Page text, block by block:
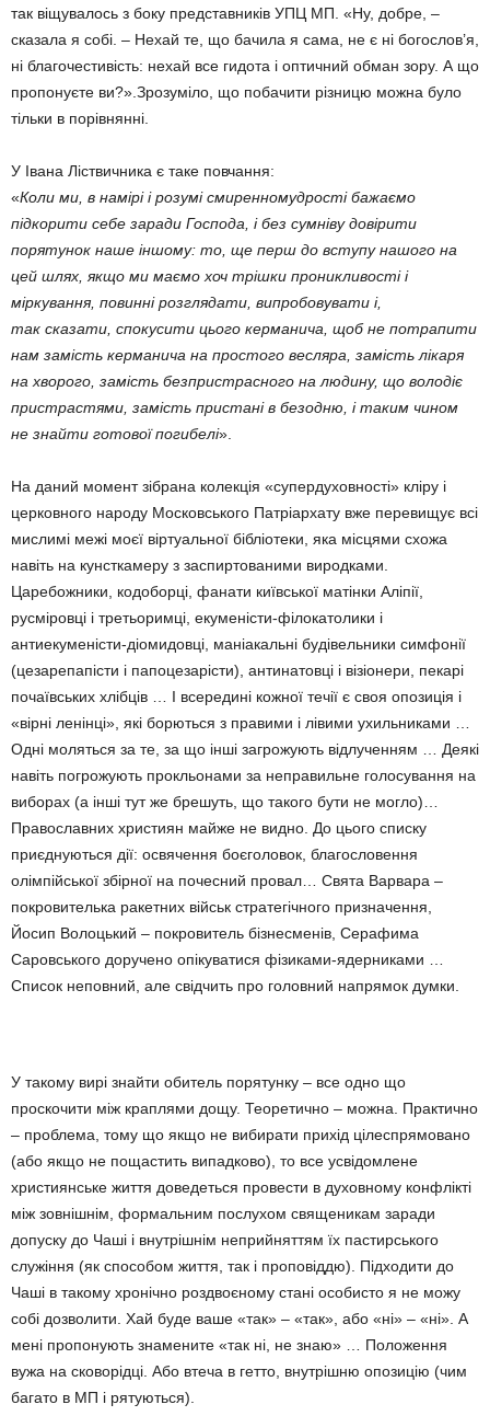
так віщувалось з боку представників УПЦ МП. «Ну, добре, –
сказала я собі. – Нехай те, що бачила я сама, не є ні богослов’я,
ні благочестивість: нехай все гидота і оптичний обман зору. А що
пропонуєте ви?».Зрозуміло, що побачити різницю можна було
тільки в порівнянні.
У Івана Ліствичника є таке повчання:
«Коли ми, в намірі і розумі смиренномудрості бажаємо
підкорити себе заради Господа, і без сумніву довірити
порятунок наше іншому: то, ще перш до вступу нашого на
цей шлях, якщо ми маємо хоч трішки проникливості і
міркування, повинні розглядати, випробовувати і,
так сказати, спокусити цього керманича, щоб не потрапити
нам замість керманича на простого весляра, замість лікаря
на хворого, замість безпристрасного на людину, що володіє
пристрастями, замість пристані в безодню, і таким чином
не знайти готової погибелі».
На даний момент зібрана колекція «супердуховності» кліру і
церковного народу Московського Патріархату вже перевищує всі
мислимі межі моєї віртуальної бібліотеки, яка місцями схожа
навіть на кунсткамеру з заспиртованими виродками.
Царебожники, кодоборці, фанати київської матінки Аліпії,
русміровці і третьоримці, екуменісти-філокатолики і
антиекуменісти-діомидовці, маніакальні будівельники симфонії
(цезарепапісти і папоцезарісти), антинатовці і візіонери, пекарі
почаївських хлібців … І всередині кожної течії є своя опозиція і
«вірні ленінці», які борються з правими і лівими ухильниками …
Одні моляться за те, за що інші загрожують відлученням … Деякі
навіть погрожують прокльонами за неправильне голосування на
виборах (а інші тут же брешуть, що такого бути не могло)…
Православних християн майже не видно. До цього списку
приєднуються дії: освячення боєголовок, благословення
олімпійської збірної на почесний провал… Свята Варвара –
покровителька ракетних військ стратегічного призначення,
Йосип Волоцький – покровитель бізнесменів, Серафима
Саровського доручено опікуватися фізиками-ядерниками …
Список неповний, але свідчить про головний напрямок думки.
У такому вирі знайти обитель порятунку – все одно що
проскочити між краплями дощу. Теоретично – можна. Практично
– проблема, тому що якщо не вибирати прихід цілеспрямовано
(або якщо не пощастить випадково), то все усвідомлене
християнське життя доведеться провести в духовному конфлікті
між зовнішнім, формальним послухом священикам заради
допуску до Чаші і внутрішнім неприйняттям їх пастирського
служіння (як способом життя, так і проповіддю). Підходити до
Чаші в такому хронічно роздвоєному стані особисто я не можу
собі дозволити. Хай буде ваше «так» – «так», або «ні» – «ні». А
мені пропонують знамените «так ні, не знаю» … Положення
вужа на сковорідці. Або втеча в гетто, внутрішню опозицію (чим
багато в МП і рятуються).